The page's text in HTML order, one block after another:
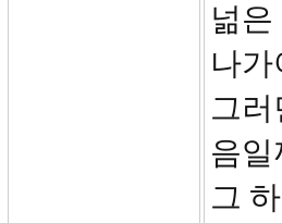
넒
나가
그
음
그